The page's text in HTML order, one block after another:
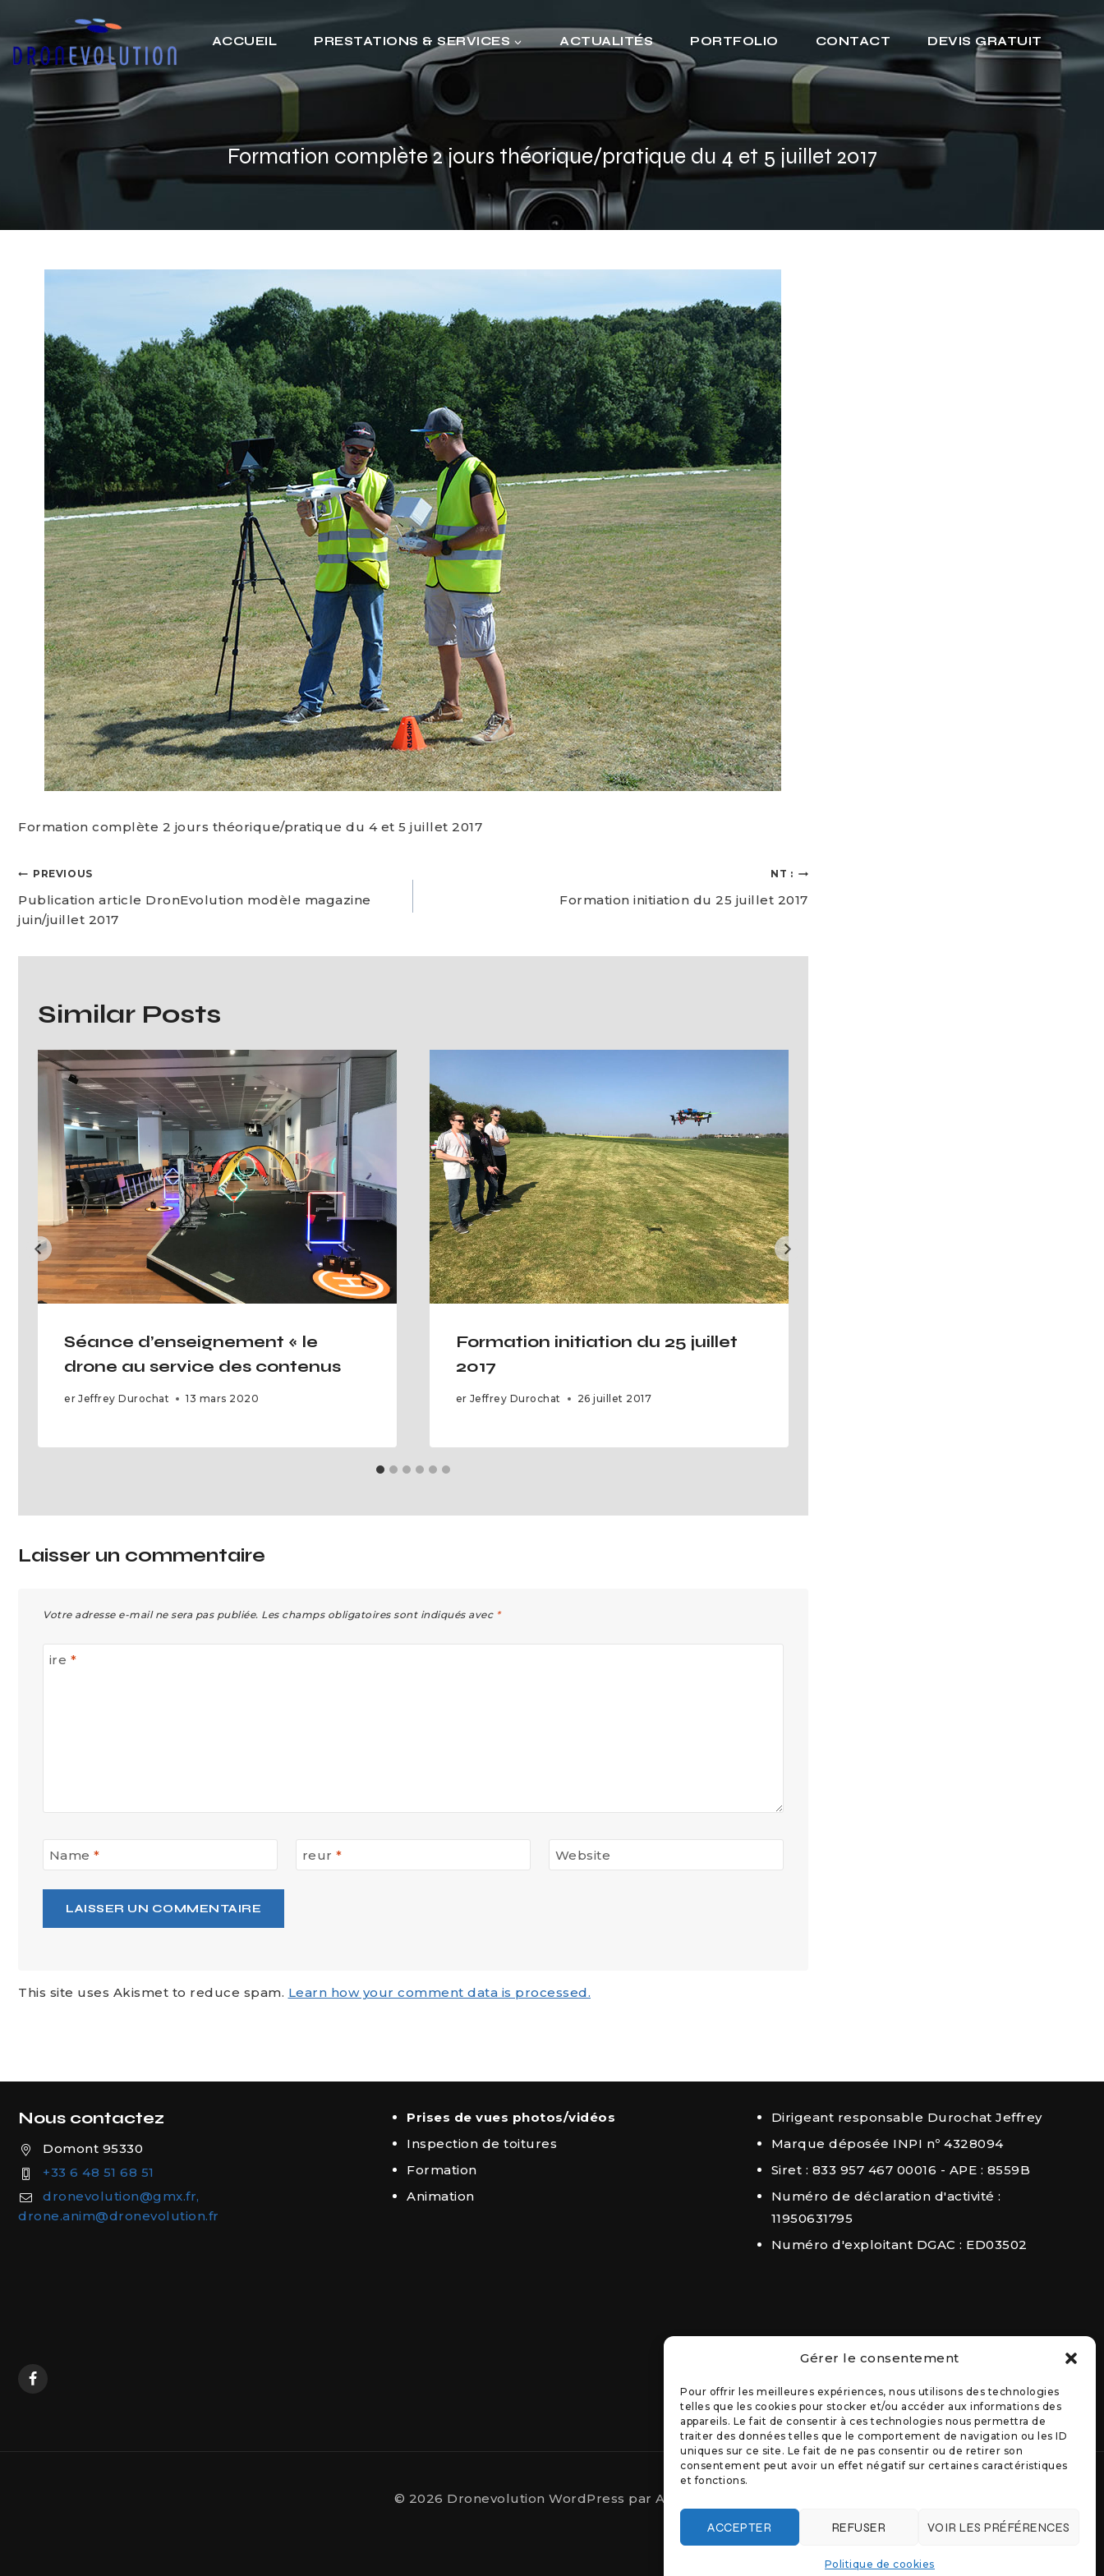
Gérer le consentement
Pour offrir les meilleures expériences, nous utilisons des technologies
telles que les cookies pour stocker et/ou accéder aux informations des
appareils. Le fait de consentir à ces technologies nous permettra de
traiter des données telles que le comportement de navigation ou les ID
uniques sur ce site. Le fait de ne pas consentir ou de retirer son
consentement peut avoir un effet négatif sur certaines caractéristiques
et fonctions.
ACCEPTER REFUSER VOIR LES PRÉFÉRENCES
Politique de cookies
ACCUEIL PRESTATIONS & SERVICES ACTUALITÉS PORTFOLIO CONTACT DEVIS GRATUIT
Formation complète 2 jours théorique/pratique du 4 et 5 juillet 2017
Formation complète 2 jours théorique/pratique du 4 et 5 juillet 2017
PREVIOUS
Publication article DronEvolution modèle magazine
juin/juillet 2017
NT :
Formation initiation du 25 juillet 2017
Similar Posts
Séance d’enseignement « le
drone au service des contenus
er Jeffrey Durochat 13 mars 2020
Formation initiation du 25 juillet
2017
er Jeffrey Durochat 26 juillet 2017
Laisser un commentaire
Votre adresse e-mail ne sera pas publiée. Les champs obligatoires sont indiqués avec *
ire *
Name * reur * Website
This site uses Akismet to reduce spam. Learn how your comment data is processed.
Nous contactez
Domont 95330
+33 6 48 51 68 51
dronevolution@gmx.fr,
drone.anim@dronevolution.fr
Prises de vues photos/vidéos
Inspection de toitures
Formation
Animation
Dirigeant responsable Durochat Jeffrey
Marque déposée INPI nº 4328094
Siret : 833 957 467 00016 - APE : 8559B
Numéro de déclaration d'activité :
11950631795
Numéro d'exploitant DGAC : ED03502
© 2026 Dronevolution WordPress parAvanam